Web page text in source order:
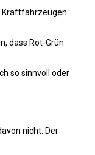
Kraftfahrzeugen
dass Rot-Grün
so sinnvoll oder
nicht. Der